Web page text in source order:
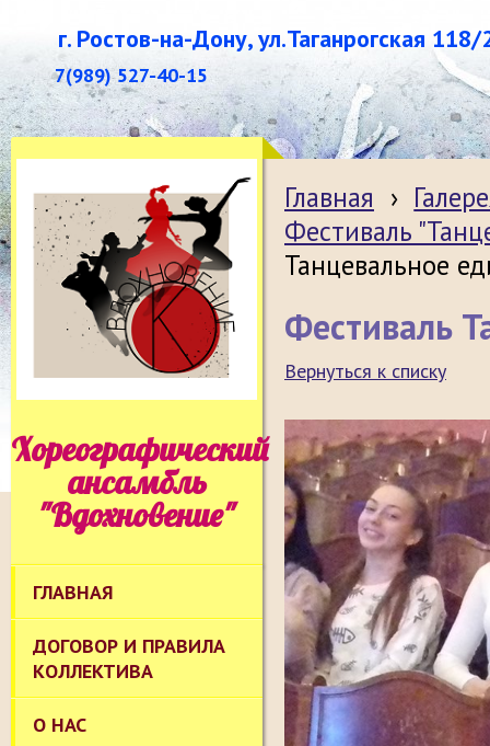
г. Ростов-на-Дону, ул.Таганрогская 118/
7(989) 527-40-15
Хореографический
ансамбль
"Вдохновение"
ГЛАВНАЯ
ДОГОВОР И ПРАВИЛА
КОЛЛЕКТИВА
О НАС
Главная ›
Фестиваль
Танцевальное
Фестиваль
Вернуться к списку